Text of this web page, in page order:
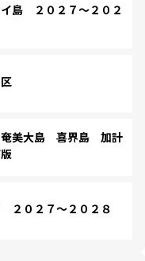
島 ２０２７～２０２
美大島 喜界島 加計
０２７～２０２８